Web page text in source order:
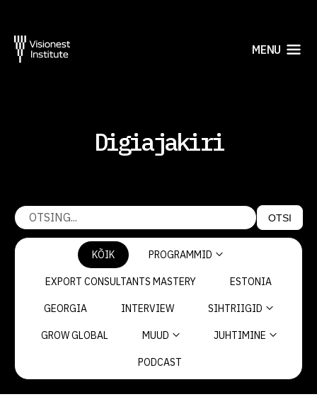
MENU
Digiajakiri
OTSI
KÕIK PROGRAMMID
EXPORT CONSULTANTS MASTERY ESTONIA
GEORGIA INTERVIEW SIHTRIIGID
GROW GLOBAL MUUD JUHTIMINE
PODCAST